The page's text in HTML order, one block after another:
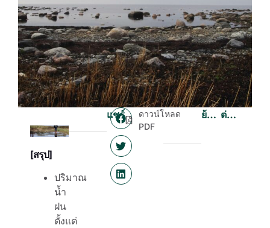
[สรุป]
ปริมาณ
น้ำ
ฝน
ตั้งแต่
แชร์
ดาวน์โหลด
PDF
ย้อนกลับ ต่อไป